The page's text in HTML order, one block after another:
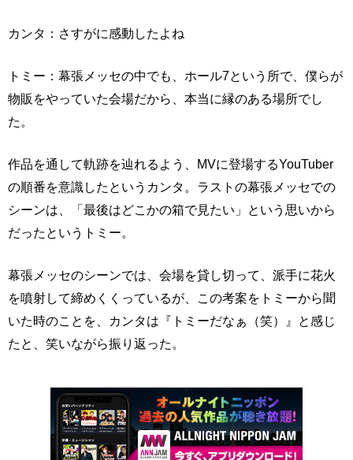
カンタ：さすがに感動したよね
トミー：幕張メッセの中でも、ホール7という所で、僕らが
物販をやっていた会場だから、本当に縁のある場所でし
た。
作品を通して軌跡を辿れるよう、MVに登場するYouTuber
の順番を意識したというカンタ。ラストの幕張メッセでの
シーンは、「最後はどこかの箱で見たい」という思いから
だったというトミー。
幕張メッセのシーンでは、会場を貸し切って、派手に花火
を噴射して締めくくっているが、この考案をトミーから聞
いた時のことを、カンタは『トミーだなぁ（笑）』と感じ
たと、笑いながら振り返った。